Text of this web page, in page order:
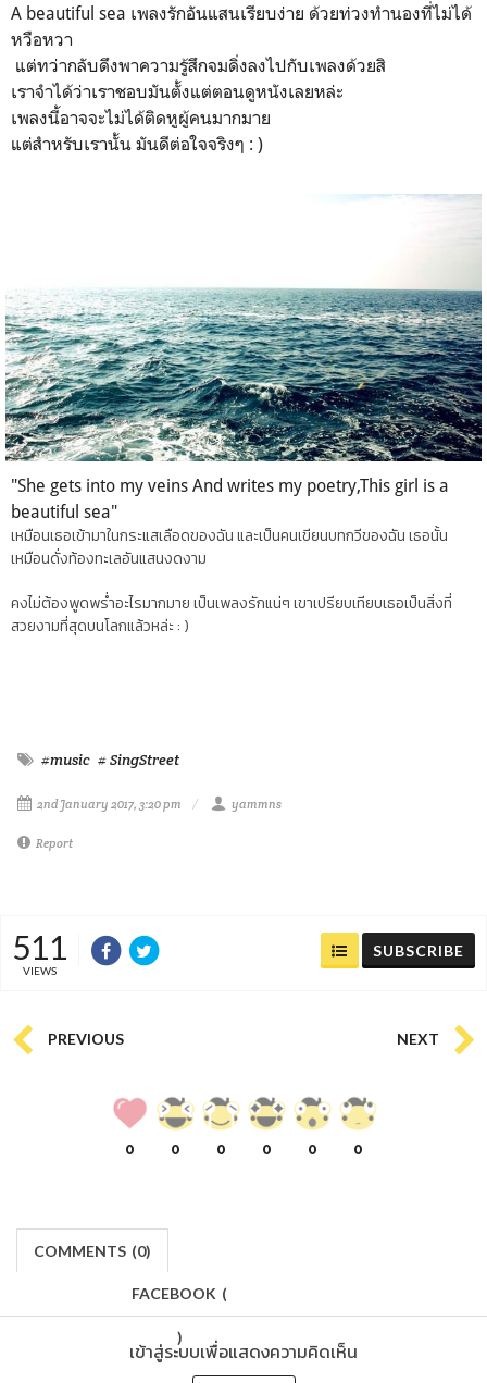
A beautiful sea เพลงรักอันแสนเรียบง่าย ด้วยท่วงทำนองที่ไม่ได้
หวือหวา
แต่ทว่ากลับดึงพาความรู้สึกจมดิ่งลงไปกับเพลงด้วยสิ
เราจำได้ว่าเราชอบมันตั้งแต่ตอนดูหนังเลยหล่ะ
เพลงนี้อาจจะไม่ได้ติดหูผู้คนมากมาย
แต่สำหรับเรานั้น มันดีต่อใจจริงๆ : )
"She gets into my veins And writes my poetry,This girl is a
beautiful sea"
เหมือนเธอเข้ามาในกระแสเลือดของฉัน และเป็นคนเขียนบทกวีของฉัน เธอนั้น
เหมือนดั่งท้องทะเลอันแสนงดงาม
คงไม่ต้องพูดพร่ำอะไรมากมาย เป็นเพลงรักแน่ๆ เขาเปรียบเทียบเธอเป็นสิ่งที่
สวยงามที่สุดบนโลกแล้วหล่ะ : )
#music # SingStreet
2nd January 2017, 3:20 pm yammns
Report
511
VIEWS
SUBSCRIBE
PREVIOUS NEXT
0 0 0 0 0 0
COMMENTS (0)
FACEBOOK (
)
เข้าสู่ระบบเพื่อแสดงความคิดเห็น